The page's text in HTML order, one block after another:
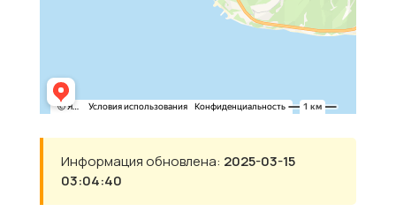
Информация обновлена: 2025-03-15
03:04:40